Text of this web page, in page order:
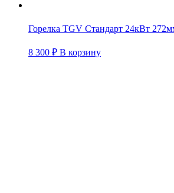
Горелка TGV Стандарт 24кВт
8 300 ₽ В корзину